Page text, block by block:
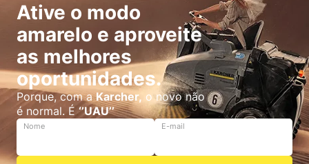
Ative o modo
amarelo e aproveite
as melhores
oportunidades.
Porque, com aKarcher, o novo não
é normal. É‘’UAU’’
Nome E-mail